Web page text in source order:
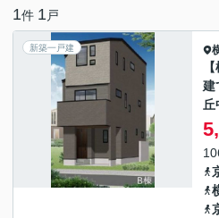
1件 1 戸
新築一戸建
建
丘